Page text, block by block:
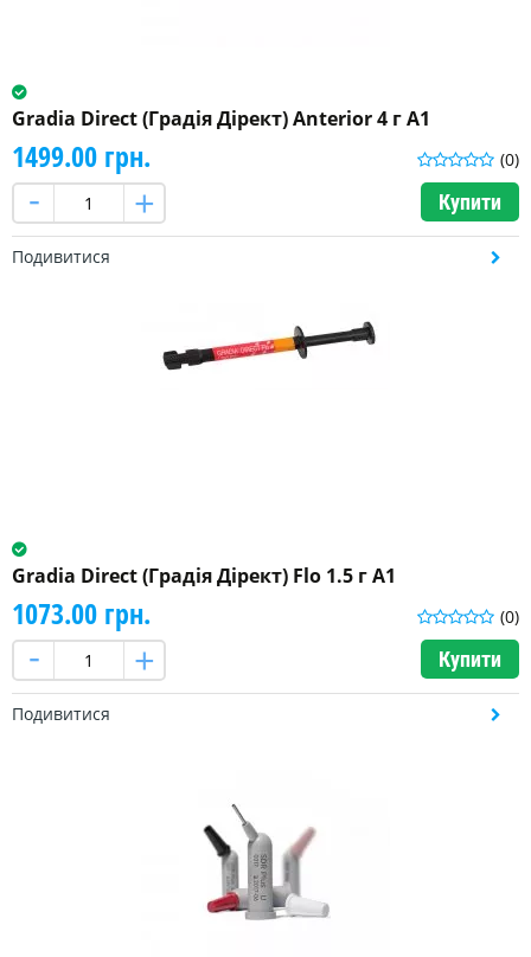
Gradia Direct (Градія Дірект) Anterior 4 г A1
(0)
1499.00 грн.
Купити
Подивитися
Gradia Direct (Градія Дірект) Flo 1.5 г A1
(0)
1073.00 грн.
Купити
Подивитися